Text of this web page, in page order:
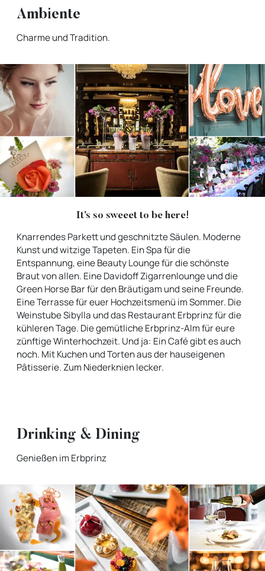
Ambiente
Charme und Tradition.
It’s so sweeet to be here!
Knarrendes Parkett und geschnitzte Säulen. Moderne
Kunst und witzige Tapeten. Ein Spa für die
Entspannung, eine Beauty Lounge für die schönste
Braut von allen. Eine Davidoff Zigarrenlounge und die
Green Horse Bar für den Bräutigam und seine Freunde.
Eine Terrasse für euer Hochzeitsmenü im Sommer. Die
Weinstube Sibylla und das Restaurant Erbprinz für die
kühleren Tage. Die gemütliche Erbprinz-Alm für eure
zünftige Winterhochzeit. Und ja: Ein Café gibt es auch
noch. Mit Kuchen und Torten aus der hauseigenen
Pâtisserie. Zum Niederknien lecker.
Drinking & Dining
Genießen im Erbprinz